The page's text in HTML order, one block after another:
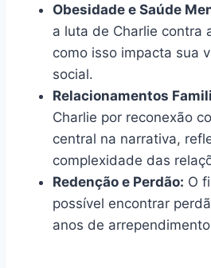
Obesidade e Saúde
a luta de Charlie contra
como isso impacta sua
social.
Relacionamentos
Charlie por reconexão
central na narrativa,
complexidade das
Redenção e Perdão: O
possível encontrar
anos de